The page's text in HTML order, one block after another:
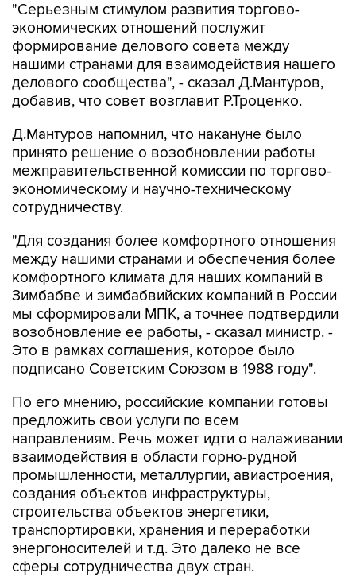
"Серьезным стимулом развития торгово-
экономических отношений послужит
формирование делового совета между
нашими странами для взаимодействия нашего
делового сообщества", - сказал Д.Мантуров,
добавив, что совет возглавит Р.Троценко.
Д.Мантуров напомнил, что накануне было
принято решение о возобновлении работы
межправительственной комиссии по торгово-
экономическому и научно-техническому
сотрудничеству.
"Для создания более комфортного отношения
между нашими странами и обеспечения более
комфортного климата для наших компаний в
Зимбабве и зимбабвийских компаний в России
мы сформировали МПК, а точнее подтвердили
возобновление ее работы, - сказал министр. -
Это в рамках соглашения, которое было
подписано Советским Союзом в 1988 году".
По его мнению, российские компании готовы
предложить свои услуги по всем
направлениям. Речь может идти о налаживании
взаимодействия в области горно-рудной
промышленности, металлургии, авиастроения,
создания объектов инфраструктуры,
строительства объектов энергетики,
транспортировки, хранения и переработки
энергоносителей и т.д. Это далеко не все
сферы сотрудничества двух стран.